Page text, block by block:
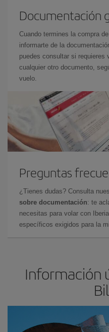
Documentación
Cuando termines la compra
informarte de la
puedes consultar si requieres
cualquier otro documento,
vuelo.
Preguntas
¿Tienes dudas? Consulta
sobre documentación: te
necesitas para volar con
específicos exigidos para la
Información